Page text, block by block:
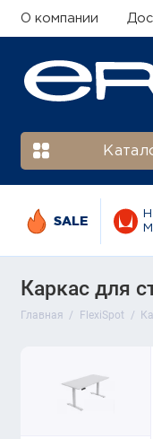
О компании
SALE
Каркас для
Главная FlexiSpot